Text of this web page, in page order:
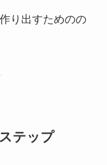
り出すためのの
テップ